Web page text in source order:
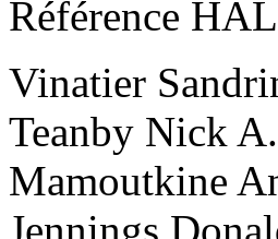
Référence
Vinatier
Teanby Nick A.
Mamoutkine